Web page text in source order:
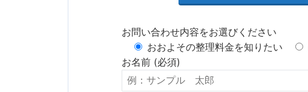
お問い合わせ内容をお選びください
おおよその整理料金を知りたい
お名前 (必須)